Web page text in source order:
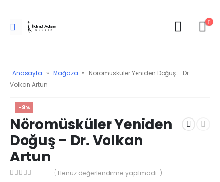
Anasayfa » Mağaza » Nöromüsküler Yeniden Doğuş – Dr.
Volkan Artun
-9%
Nöromüsküler Yeniden
Doğuş – Dr. Volkan
Artun
( Henüz değerlendirme yapılmadı. )